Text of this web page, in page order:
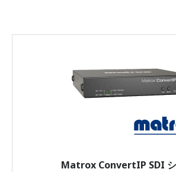
Matrox ConvertIP SDI